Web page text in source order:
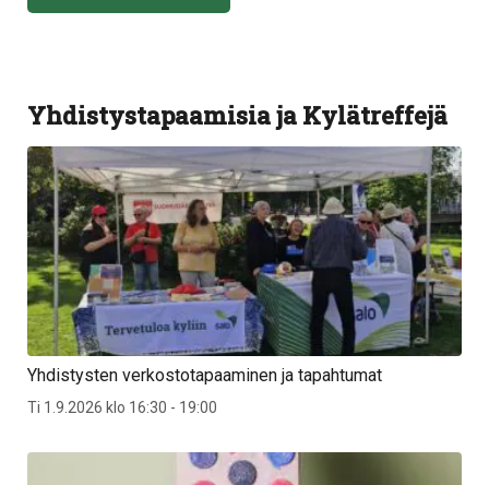
Yhdistystapaamisia ja Kylätreffejä
Yhdistysten verkostotapaaminen ja tapahtumat
Ti 1.9.2026 klo 16:30 - 19:00